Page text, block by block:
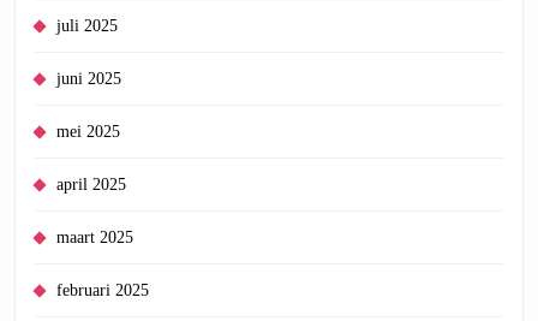
juli 2025
juni 2025
mei 2025
april 2025
maart 2025
februari 2025